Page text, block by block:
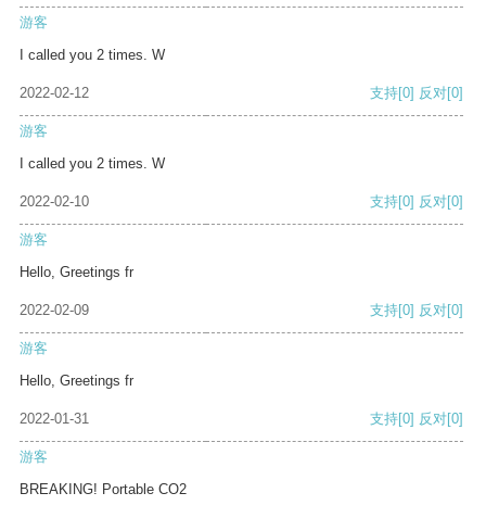
游客
I called you 2 times. W
2022-02-12 支持[0] 反对[0]
游客
I called you 2 times. W
2022-02-10 支持[0] 反对[0]
游客
Hello, Greetings fr
2022-02-09 支持[0] 反对[0]
游客
Hello, Greetings fr
2022-01-31 支持[0] 反对[0]
游客
BREAKING! Portable CO2